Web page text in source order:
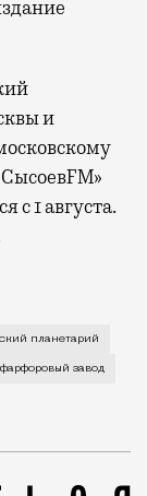
и
с 1 августа.
Зотов-
планетарий
завод